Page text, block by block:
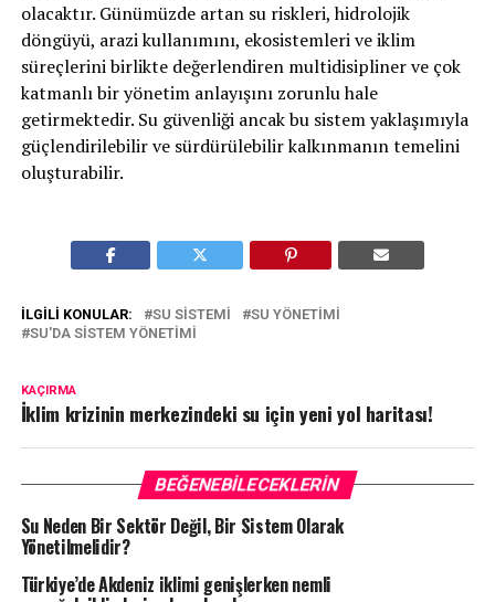
olacaktır. Günümüzde artan su riskleri, hidrolojik
döngüyü, arazi kullanımını, ekosistemleri ve iklim
süreçlerini birlikte değerlendiren multidisipliner ve çok
katmanlı bir yönetim anlayışını zorunlu hale
getirmektedir. Su güvenliği ancak bu sistem yaklaşımıyla
güçlendirilebilir ve sürdürülebilir kalkınmanın temelini
oluşturabilir.
İLGILI KONULAR: SU SISTEMI
SU YÖNETIMI
SU'DA SISTEM YÖNETIMI
KAÇIRMA
İklim krizinin merkezindeki su için yeni yol haritası!
BEĞENEBILECEKLERIN
Su Neden Bir Sektör Değil, Bir Sistem Olarak
Yönetilmelidir?
Türkiye’de Akdeniz iklimi genişlerken nemli